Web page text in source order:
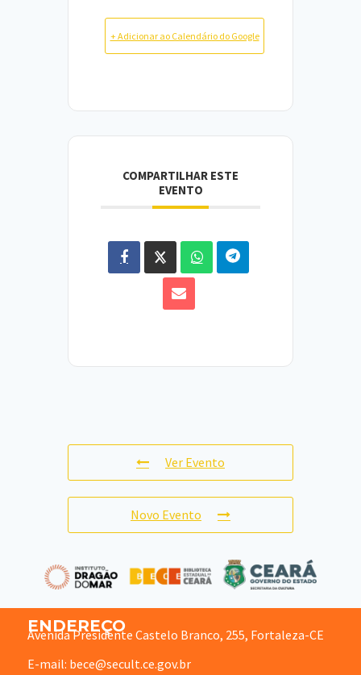
+ Adicionar ao Calendário do Google
COMPARTILHAR ESTE
EVENTO
Ver Evento
Novo Evento
ENDEREÇO
Avenida Presidente Castelo Branco, 255, Fortaleza-CE
E-mail: bece@secult.ce.gov.br